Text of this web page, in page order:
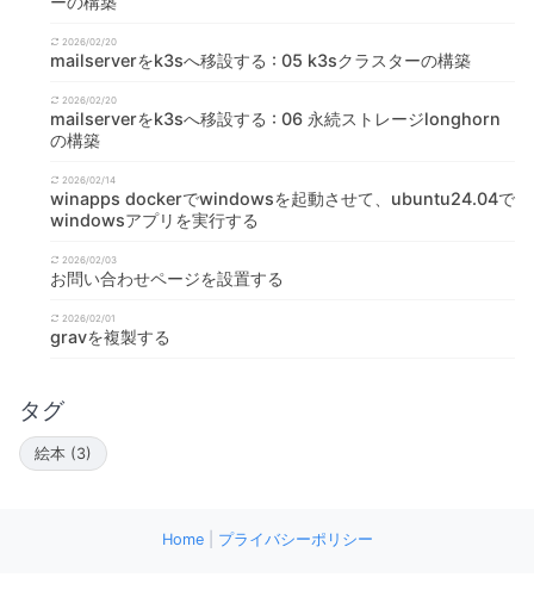
2026/02/20
mailserverをk3sへ移設する : 05 k3sクラスターの構築
2026/02/20
mailserverをk3sへ移設する : 06 永続ストレージlonghorn
の構築
2026/02/14
winapps dockerでwindowsを起動させて、ubuntu24.04で
windowsアプリを実行する
2026/02/03
お問い合わせページを設置する
2026/02/01
gravを複製する
タグ
絵本 (3)
Home| プライバシーポリシー